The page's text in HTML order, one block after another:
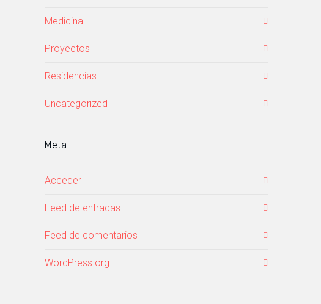
Medicina
Proyectos
Residencias
Uncategorized
Meta
Acceder
Feed de entradas
Feed de comentarios
WordPress.org